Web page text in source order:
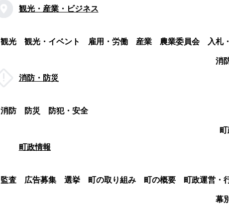
観光・産業・ビジネス
観光 観光・イベント 雇用・労働 産業 農業委員会
入札
消
消防・防災
消防 防災
防犯・安全
町政情報
監査 広告募集 選挙 町の取り組み 町の概要 町政運営・
幕